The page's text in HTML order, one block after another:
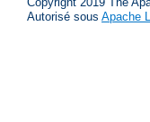
Autorisé sous Apache